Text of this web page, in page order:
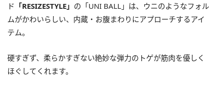
ド 「RESIZESTYLE」 の「UNI BALL」は、ウニのようなフォル
ムがかわいらしい、内蔵・お腹まわりにアプローチするアイ
テム。
硬すぎず、柔らかすぎない絶妙な弾力のトゲが筋肉を優しく
ほぐしてくれます。